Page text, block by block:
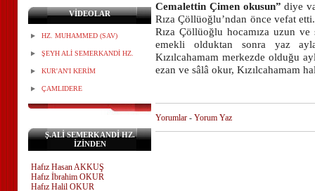
VİDEOLAR
HZ. MUHAMMED (SAV)
ŞEYH ALİ SEMERKANDİ HZ.
KUR'AN'I KERİM
ÇAMLIDERE
Ş.ALİ SEMERKANDİ HZ.
İZİNDEN
Hafız Hasan AKKUŞ
Hafız İbrahim OKUR
Hafız Halil OKUR
Cemalettin Çimen okusun”diye
Rıza Çöllüoğlu’ndan önce vefat
Rıza Çöllüoğlu hocamıza uzun ve
emekli olduktan sonra yaz
Kızılcahamam merkezde olduğu
ezan ve sâlâ okur, Kızılcahamam
Yorumlar - Yorum Yaz